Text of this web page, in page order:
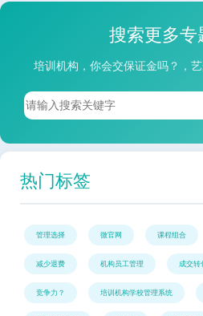
搜索更多专
培训机构，你会交保证金吗？，
热门标签
管理选择 微官网 课程组合
减少退费 机构员工管理 成交转
竞争力？ 培训机构学校管理系统